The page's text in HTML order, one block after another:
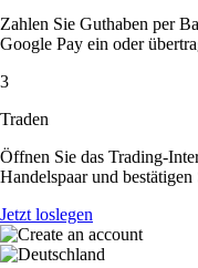
Zahlen Sie Guthaben per
Google Pay ein oder
3
Traden
Öffnen Sie das Trading-
Handelspaar und
Jetzt loslegen